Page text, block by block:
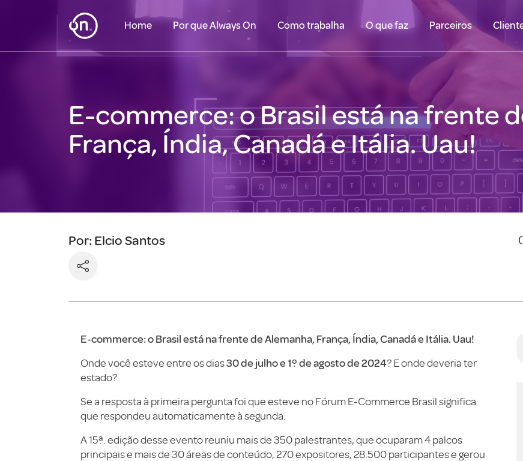
Home Por que Always On Como trabalha O que faz Parceiros
E-commerce: o Brasil está na frente
França, Índia, Canadá e Itália. Uau!
Por: Elcio Santos
E-commerce: o Brasil está na frente de Alemanha, França, Índia, Canadá e Itália. Uau!
Onde você esteve entre os dias30 de julho e 1º de agosto de 2024? E onde deveria ter
estado?
Se a resposta à primeira pergunta foi que esteve no Fórum E-Commerce Brasil significa
que respondeu automaticamente à segunda.
A 15ª. edição desse evento reuniu mais de 350 palestrantes, que ocuparam 4 palcos
principais e mais de 30 áreas de conteúdo, 270 expositores, 28.500 participantes e gerou